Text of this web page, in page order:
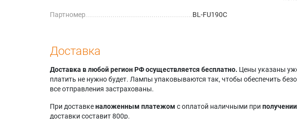
Optoma DAESNZGZ
Optoma DAEXSGS
Optoma DS313
Optoma
Optoma
Партномер BL-FU190C
Доставка
Доставка в любой регион РФ осуществляется бесплатно. Цены указаны
платить не нужно будет. Лампы упаковываются так, чтобы обеспечить
все отправления застрахованы.
При доставкеналоженным платежом с оплатой наличными при получении
доставки составит 800р.